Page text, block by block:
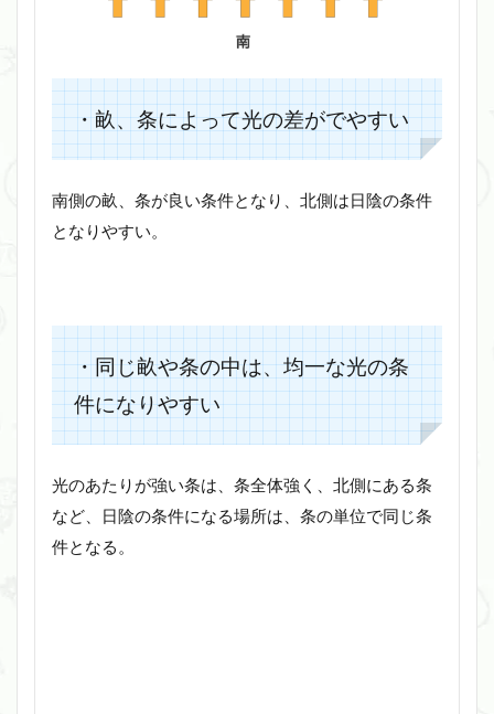
・畝、条によって光の差がでやすい
南側の畝、条が良い条件となり、北側は日陰の条件
となりやすい。
・同じ畝や条の中は、均一な光の条
件になりやすい
光のあたりが強い条は、条全体強く、北側にある条
など、日陰の条件になる場所は、条の単位で同じ条
件となる。